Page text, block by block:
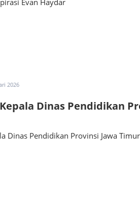
Evan Haydar
2026
Dinas Pendidikan
Dinas Pendidikan Provinsi Jawa Timur